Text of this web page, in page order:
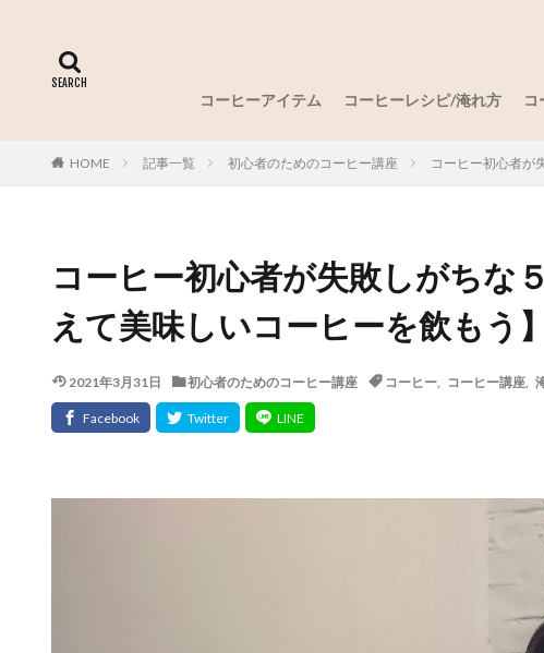
コーヒーアイテム コーヒーレシピ/淹れ方 コ
HOME 記事一覧 初心者のためのコーヒー講座 コーヒー初心者が
コーヒー初心者が失敗しがちな
えて美味しいコーヒーを飲もう】
2021年3月31日 初心者のためのコーヒー講座 コーヒー, コーヒー講座,